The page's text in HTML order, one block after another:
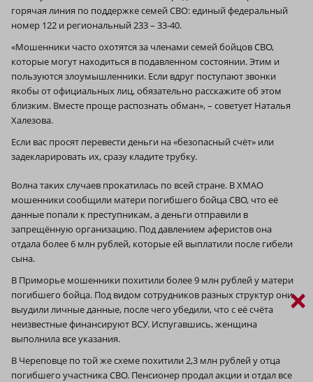
горячая линия по поддержке семей СВО: единый федеральный
номер 122 и региональный 233 – 33-40.
«Мошенники часто охотятся за членами семей бойцов СВО,
которые могут находиться в подавленном состоянии. Этим и
пользуются злоумышленники. Если вдруг поступают звонки
якобы от официальных лиц, обязательно расскажите об этом
близким. Вместе проще распознать обман», – советует Наталья
Халезова.
Если вас просят перевести деньги на «безопасный счёт» или
задекларировать их, сразу кладите трубку.
Волна таких случаев прокатилась по всей стране. В ХМАО
мошенники сообщили матери погибшего бойца СВО, что её
данные попали к преступникам, а деньги отправили в
запрещённую организацию. Под давлением аферистов она
отдала более 6 млн рублей, которые ей выплатили после гибели
сына.
В Приморье мошенники похитили более 9 млн рублей у матери
погибшего бойца. Под видом сотрудников разных структур они
выудили личные данные, после чего убедили, что с её счёта
неизвестные финансируют ВСУ. Испугавшись, женщина
выполнила все указания.
В Череповце по той же схеме похитили 2,3 млн рублей у отца
погибшего участника СВО. Пенсионер продал акции и отдал все
×